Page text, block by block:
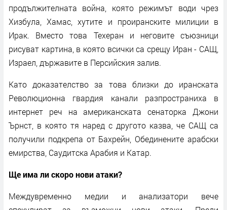
продължителната война, която режимът води чрез
Хизбула, Хамас, хутите и проиранските милиции в
Ирак. Вместо това Техеран и неговите съюзници
рисуват картина, в която всички са срещу Иран - САЩ,
Израел, държавите в Персийския залив.
Като доказателство за това близки до иранската
Революционна гвардия канали разпространиха в
интернет реч на американската сенаторка Джони
Ърнст, в която тя наред с другото казва, че САЩ са
получили подкрепа от Бахрейн, Обединените арабски
емирства, Саудитска Арабия и Катар.
Ще има ли скоро нови атаки?
Междувременно медии и анализатори вече